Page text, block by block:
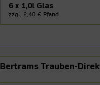
6 x 1,0l Glas
zzgl. 2,40 € Pfand
Bertrams Trauben-